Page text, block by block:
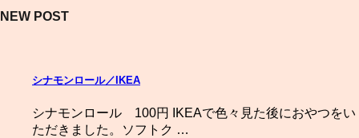
NEW POST
シナモンロール／IKEA
シナモンロール 100円 IKEAで色々見た後におやつをい
ただきました。ソフトク …